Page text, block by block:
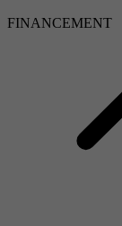
FINANCEMENT